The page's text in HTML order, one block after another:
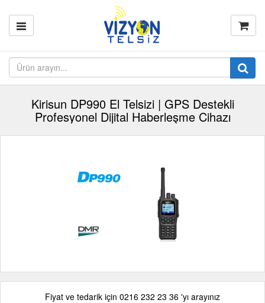
Kirisun DP990 El Telsizi | GPS Destekli
Profesyonel Dijital Haberleşme Cihazı
Fiyat ve tedarik için 0216 232 23 36 'yı arayınız